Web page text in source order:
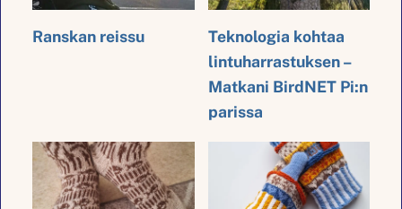
Ranskan reissu
Teknologia kohtaa
lintuharrastuksen –
Matkani BirdNET Pi:n
parissa